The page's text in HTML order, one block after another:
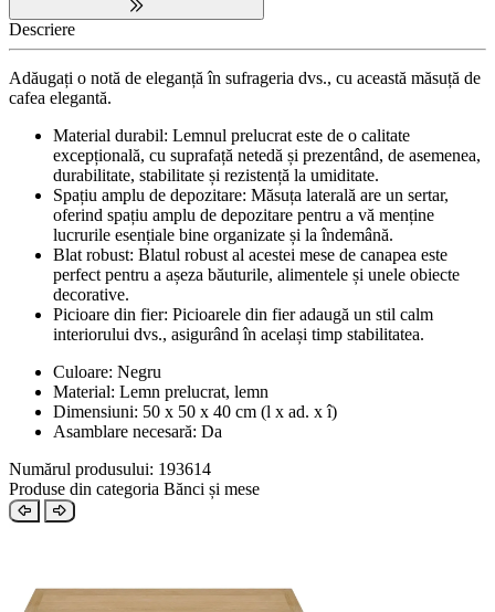
Descriere
Adăugați o notă de eleganță în sufrageria dvs., cu această măsuță de
cafea elegantă.
Material durabil: Lemnul prelucrat este de o calitate
excepțională, cu suprafață netedă și prezentând, de asemenea,
durabilitate, stabilitate și rezistență la umiditate.
Spațiu amplu de depozitare: Măsuța laterală are un sertar,
oferind spațiu amplu de depozitare pentru a vă menține
lucrurile esențiale bine organizate și la îndemână.
Blat robust: Blatul robust al acestei mese de canapea este
perfect pentru a așeza băuturile, alimentele și unele obiecte
decorative.
Picioare din fier: Picioarele din fier adaugă un stil calm
interiorului dvs., asigurând în același timp stabilitatea.
Culoare: Negru
Material: Lemn prelucrat, lemn
Dimensiuni: 50 x 50 x 40 cm (l x ad. x î)
Asamblare necesară: Da
Numărul produsului: 193614
Produse din categoria Bănci și mese